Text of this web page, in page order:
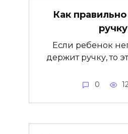
Как
ручку
Если ребенок
держит ручку, то
0